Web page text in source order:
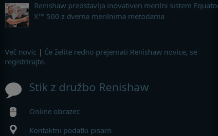
Renishaw predstavlja inovativen merilni sistem
X™ 500 z dvema merilnima metodama
Več novic | Če želite redno prejemati Renishaw novice, se
registrirajte.
Stik z družbo Renishaw
Online obrazec
Kontaktni podatki pisarn